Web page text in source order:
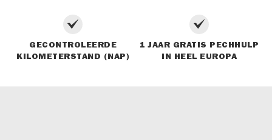
GECONTROLEERDE
KILOMETERSTAND (NAP)
1 JAAR GRATIS PECHHULP
IN HEEL EUROPA